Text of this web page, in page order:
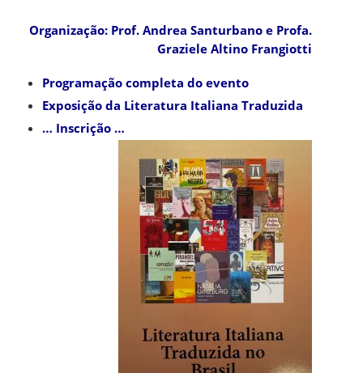
Organização: Prof. Andrea Santurbano e Profa.
Graziele Altino Frangiotti
Programação completa do evento
Exposição da Literatura Italiana Traduzida
… Inscrição …